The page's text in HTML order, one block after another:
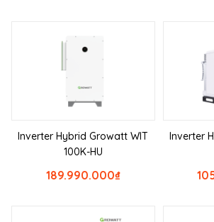
Inverter Hybrid Growatt WIT
100K-HU
₫
189.990.000
Inverter